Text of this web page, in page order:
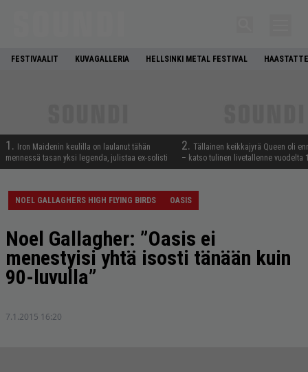
FESTIVAALIT KUVAGALLERIA HELLSINKI METAL FESTIVAL
1.
Iron Maidenin keulilla on laulanut tähän
mennessä tasan yksi legenda, julistaa ex-solisti
2. Tällainen keikkajyrä Queen oli
– katso tulinen livetallenne vuodelta
NOEL GALLAGHERS HIGH FLYING BIRDS OASIS
Noel Gallagher: ”Oasis ei
menestyisi yhtä isosti tänään kuin
90-luvulla”
7.1.2015 16:20